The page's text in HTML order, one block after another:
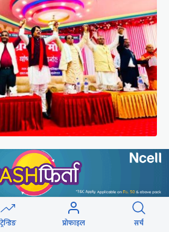
मोर्चाबन्दीमा जुटे मधेशी-
ट्रेन्डिङ प्रोफाइल सर्च